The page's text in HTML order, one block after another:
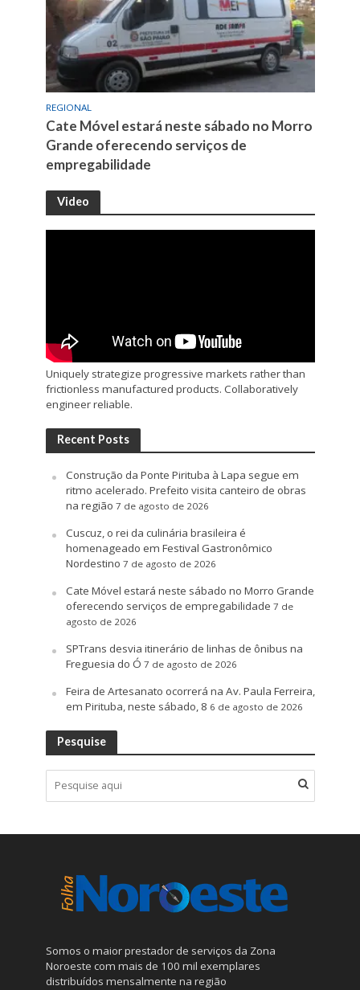
REGIONAL
Cate Móvel estará neste sábado no Morro
Grande oferecendo serviços de
empregabilidade
Video
Uniquely strategize progressive markets rather than
frictionless manufactured products. Collaboratively
engineer reliable.
Recent Posts
Construção da Ponte Pirituba à Lapa segue em
ritmo acelerado. Prefeito visita canteiro de obras
na região 7 de agosto de 2026
Cuscuz, o rei da culinária brasileira é
homenageado em Festival Gastronômico
Nordestino 7 de agosto de 2026
Cate Móvel estará neste sábado no Morro Grande
oferecendo serviços de empregabilidade 7 de
agosto de 2026
SPTrans desvia itinerário de linhas de ônibus na
Freguesia do Ó 7 de agosto de 2026
Feira de Artesanato ocorrerá na Av. Paula Ferreira,
em Pirituba, neste sábado, 8 6 de agosto de 2026
Pesquise
Somos o maior prestador de serviços da Zona
Noroeste com mais de 100 mil exemplares
distribuídos mensalmente na região